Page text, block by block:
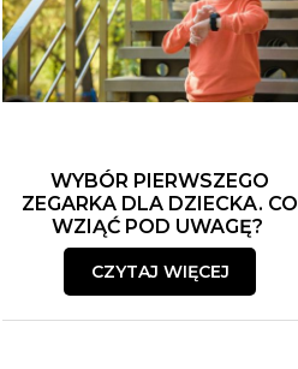
WYBÓR PIERWSZEGO
ZEGARKA DLA DZIECKA. CO
WZIĄĆ POD UWAGĘ?
CZYTAJ WIĘCEJ